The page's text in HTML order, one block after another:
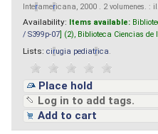
Interamericana, 2000 . 2 volumenes. :
Availability: Items available:
/ S399p-07 ] (2), Biblioteca Ciencias de
Lists: cirugia pediatrica
Place hold
Log in to add tags.
Add to cart